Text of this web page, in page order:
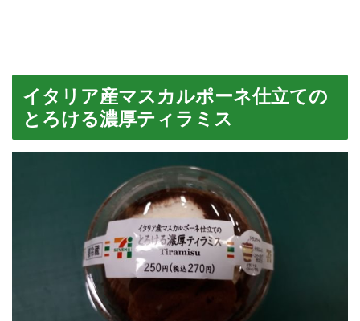
イタリア産マスカルポーネ仕立ての
とろける濃厚ティラミス